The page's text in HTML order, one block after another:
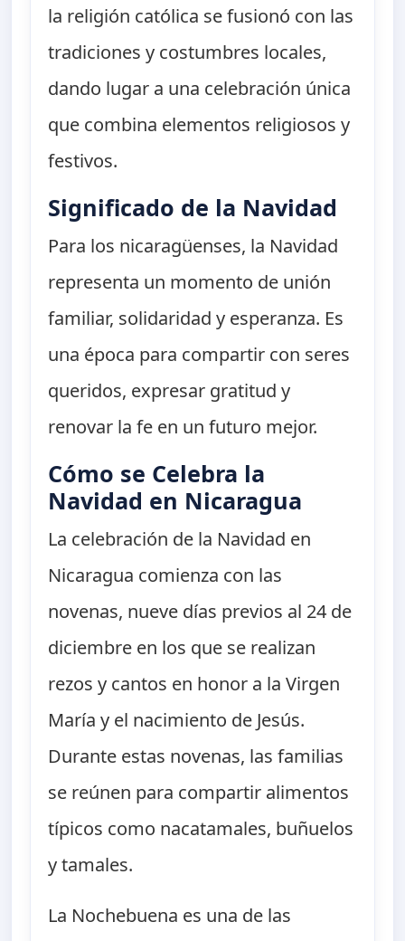
la religión católica se fusionó con las
tradiciones y costumbres locales,
dando lugar a una celebración única
que combina elementos religiosos y
festivos.
Significado de la Navidad
Para los nicaragüenses, la Navidad
representa un momento de unión
familiar, solidaridad y esperanza. Es
una época para compartir con seres
queridos, expresar gratitud y
renovar la fe en un futuro mejor.
Cómo se Celebra la
Navidad en Nicaragua
La celebración de la Navidad en
Nicaragua comienza con las
novenas, nueve días previos al 24 de
diciembre en los que se realizan
rezos y cantos en honor a la Virgen
María y el nacimiento de Jesús.
Durante estas novenas, las familias
se reúnen para compartir alimentos
típicos como nacatamales, buñuelos
y tamales.
La Nochebuena es una de las